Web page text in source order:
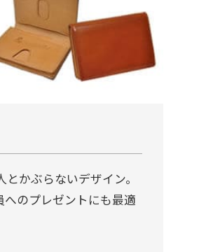
かぶらないデザイン。
のプレゼントにも最適